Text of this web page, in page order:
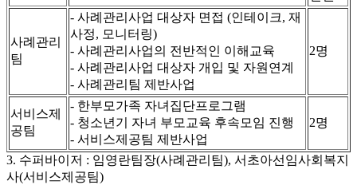
사례관리
팀
- 사례관리사업 대상자 면접 (인테이크, 재
사정, 모니터링)
- 사례관리사업의 전반적인 이해교육
- 사례관리사업 대상자 개입 및 자원연계
- 사례관리팀 제반사업
2명
서비스제
공팀
- 한부모가족 자녀집단프로그램
- 청소년기 자녀 부모교육 후속모임 진행
- 서비스제공팀 제반사업
2명
3. 수퍼바이저 : 임영란팀장(사례관리팀), 서초아선임사회복지
사(서비스제공팀)